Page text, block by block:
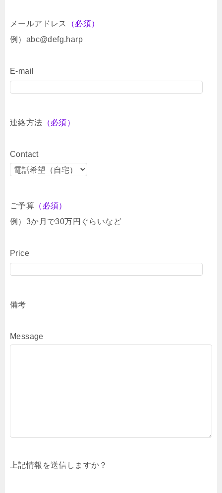
メールアドレス
（必須）
例）abc@defg.harp
E-mail
連絡方法 （必須）
Contact
ご予算 （必須）
例）3か月で30万円ぐらいなど
Price
備考
Message
上記情報を送信しますか？